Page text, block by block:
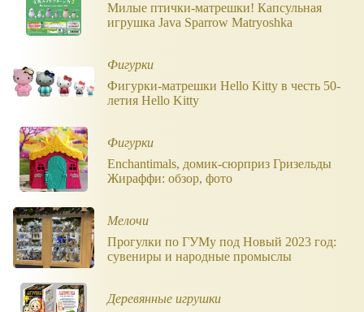
Милые птички-матрешки! Капсульная
игрушка Java Sparrow Matryoshka
Фигурки
Фигурки-матрешки Hello Kitty в честь 50-
летия Hello Kitty
Фигурки
Enchantimals, домик-сюрприз Гризельды
Жираффи: обзор, фото
Мелочи
Прогулки по ГУМу под Новый 2023 год:
сувениры и народные промыслы
Деревянные игрушки